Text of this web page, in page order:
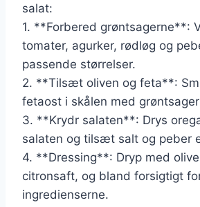
salat:
1. **Forbered grøntsagerne**:
tomater, agurker, rødløg og
passende størrelser.
2. **Tilsæt oliven og feta**:
fetaost i skålen med
3. **Krydr salaten**: Drys
salaten og tilsæt salt og peber
4. **Dressing**: Dryp med
citronsaft, og bland forsigtigt
ingredienserne.